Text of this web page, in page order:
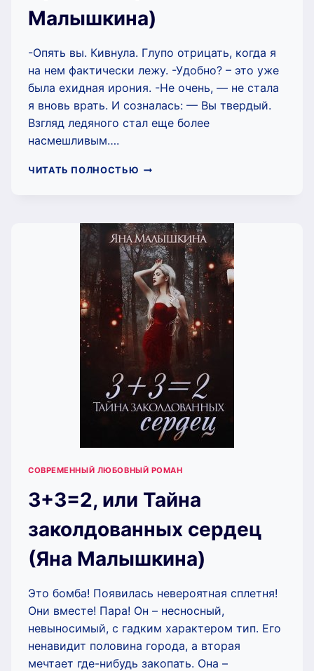
Малышкина)
-Опять вы. Кивнула. Глупо отрицать, когда я
на нем фактически лежу. -Удобно? – это уже
была ехидная ирония. -Не очень, — не стала
я вновь врать. И созналась: — Вы твердый.
Взгляд ледяного стал еще более
насмешливым….
ЧИТАТЬ ПОЛНОСТЬЮ ЧУЖОЙ
МАЛЫШКИНА)
СОВРЕМЕННЫЙ ЛЮБОВНЫЙ РОМАН
3+3=2, или Тайна
заколдованных сердец
(Яна Малышкина)
Это бомба! Появилась невероятная сплетня!
Они вместе! Пара! Он – несносный,
невыносимый, с гадким характером тип. Его
ненавидит половина города, а вторая
мечтает где-нибудь закопать. Она –